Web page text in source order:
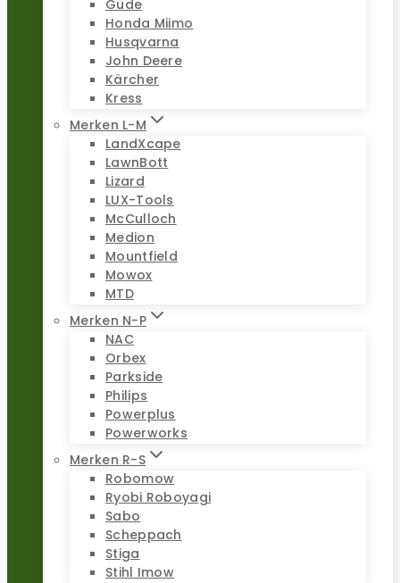
Güde
Honda Miimo
Husqvarna
John Deere
Kärcher
Kress
Merken L-M
LandXcape
LawnBott
Lizard
LUX-Tools
McCulloch
Medion
Mountfield
Mowox
MTD
Merken N-P
NAC
Orbex
Parkside
Philips
Powerplus
Powerworks
Merken R-S
Robomow
Ryobi Roboyagi
Sabo
Scheppach
Stiga
Stihl Imow